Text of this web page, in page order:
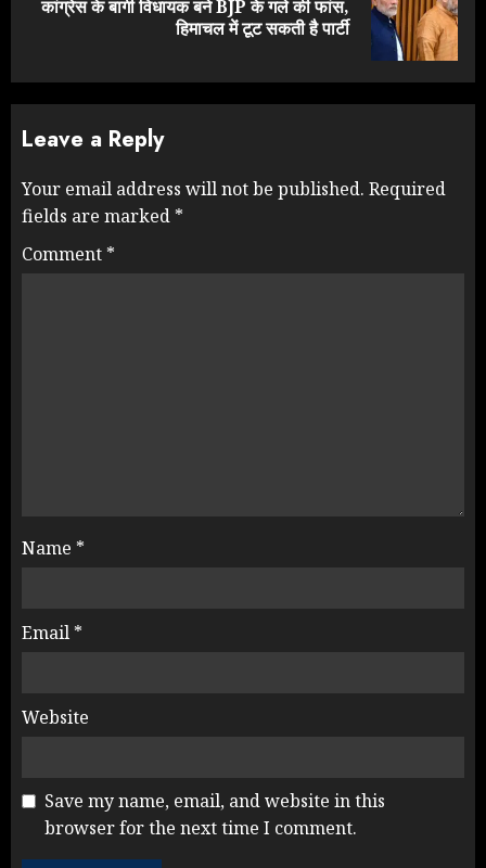
Next
कांग्रेस के बागी विधायक बने BJP के गले की फांस,
हिमाचल में टूट सकती है पार्टी
Leave a Reply
Your email address will not be published. Required
fields are marked *
Comment *
Name *
Email *
Website
Save my name, email, and website in this
browser for the next time I comment.
Rahul Gandhi के तीखे वार से बार-बार